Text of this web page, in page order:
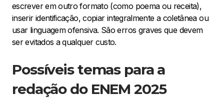
escrever em outro formato (como poema ou receita),
inserir identificação, copiar integralmente a coletânea ou
usar linguagem ofensiva. São erros graves que devem
ser evitados a qualquer custo.
Possíveis temas para a
redação do ENEM 2025